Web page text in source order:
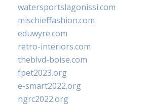
watersportslagonissi.com
mischieffashion.com
eduwyre.com
retro-interiors.com
theblvd-boise.com
fpet2023.org
e-smart2022.org
ngrc2022.org